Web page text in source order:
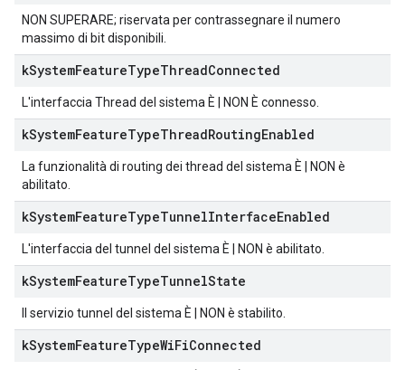
NON SUPERARE; riservata per contrassegnare il numero
massimo di bit disponibili.
kSystemFeatureTypeThreadConnected
L'interfaccia Thread del sistema È | NON È connesso.
kSystemFeatureTypeThreadRoutingEnabled
La funzionalità di routing dei thread del sistema È | NON è
abilitato.
kSystemFeatureTypeTunnelInterfaceEnabled
L'interfaccia del tunnel del sistema È | NON è abilitato.
kSystemFeatureTypeTunnelState
Il servizio tunnel del sistema È | NON è stabilito.
kSystemFeatureTypeWiFiConnected